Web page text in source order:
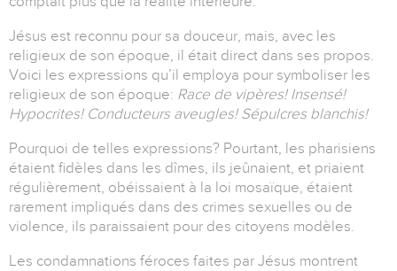
Jésus est reconnu pour sa douceur, mais, avec les
religieux de son époque, il était direct dans ses propos.
Voici les expressions qu’il employa pour symboliser les
religieux de son époque: Race de vipères! Insensé!
Hypocrites! Conducteurs aveugles! Sépulcres blanchis!
Pourquoi de telles expressions? Pourtant, les pharisiens
étaient fidèles dans les dîmes, ils jeûnaient, et priaient
régulièrement, obéissaient à la loi mosaïque, étaient
rarement impliqués dans des crimes sexuelles ou de
violence, ils paraissaient pour des citoyens modèles.
Les condamnations féroces faites par Jésus montrent